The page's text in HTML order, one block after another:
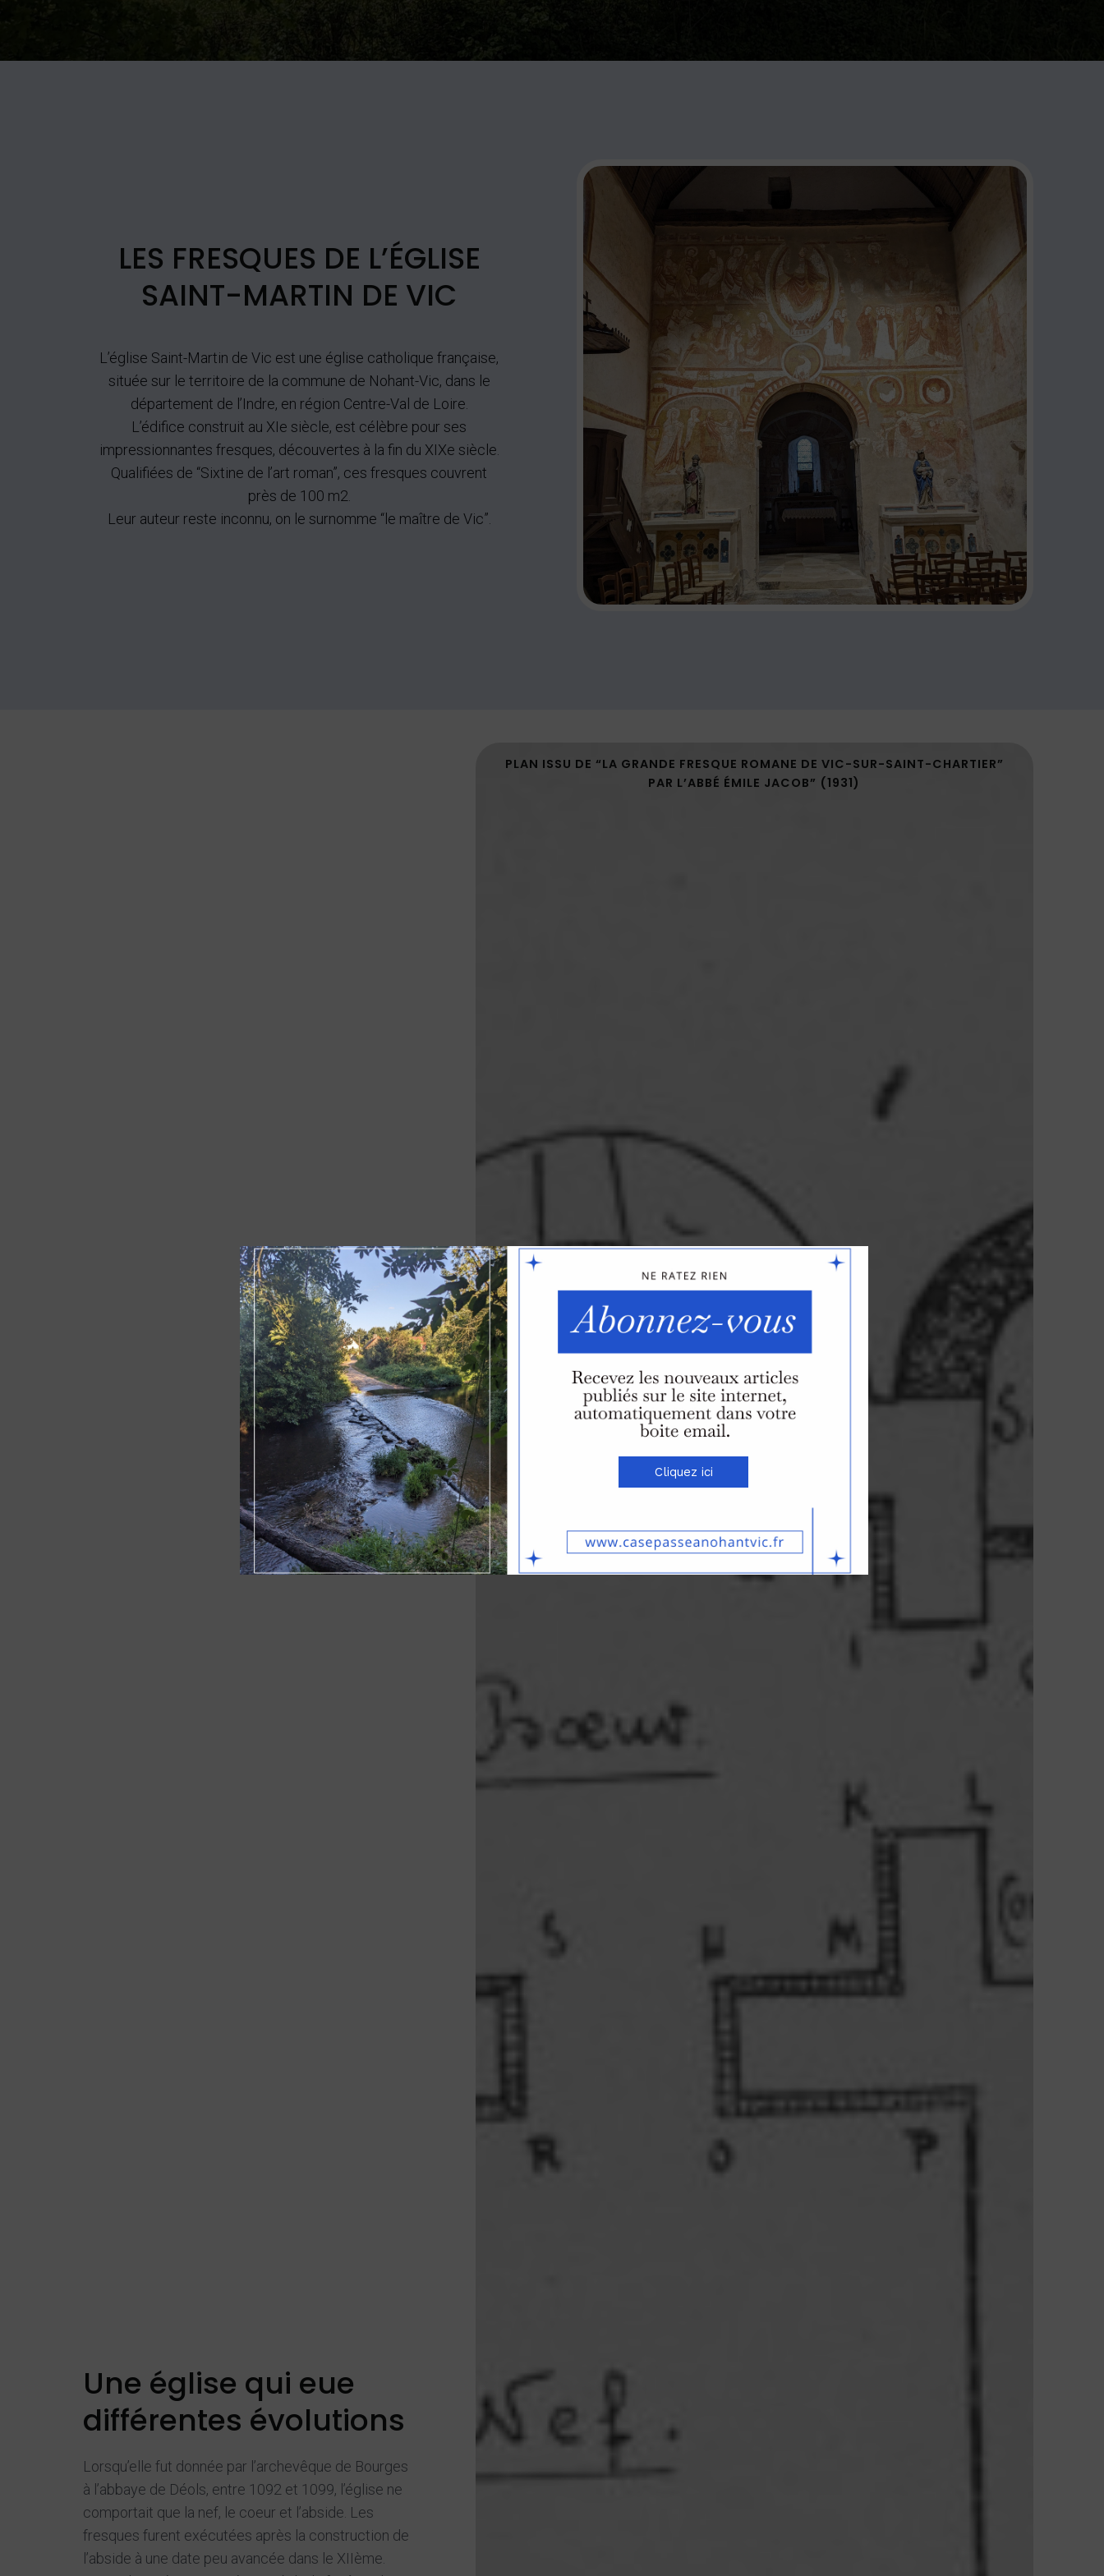
LES FRESQUES DE L’ÉGLISE
SAINT-MARTIN DE VIC
L’église Saint-Martin de Vic est une église catholique française,
située sur le territoire de la commune de Nohant-Vic, dans le
département de l’Indre, en région Centre-Val de Loire.
L’édifice construit au XIe siècle, est célèbre pour ses
impressionnantes fresques, découvertes à la fin du XIXe siècle.
Qualifiées de “Sixtine de l’art roman”, ces fresques couvrent
près de 100 m2.
Leur auteur reste inconnu, on le surnomme “le maître de Vic”.
Une église qui eue
différentes évolutions
Lorsqu’elle fut donnée par l’archevêque de Bourges
à l’abbaye de Déols, entre 1092 et 1099, l’église ne
comportait que la nef, le coeur et l’abside. Les
fresques furent exécutées après la construction de
l’abside à une date peu avancée dans le XIIème.
PLAN ISSU DE “LA GRANDE FRESQUE ROMANE DE VIC-SUR-SAINT-CHARTIER”
PAR L’ABBÉ ÉMILE JACOB” (1931)
Cliquez ici